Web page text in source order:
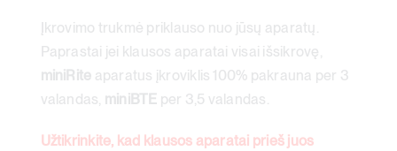
Įkrovimo trukmė priklauso nuo jūsų aparatų.
Paprastai jei klausos aparatai visai išsikrovę,
miniRite aparatus įkroviklis 100% pakrauna per 3
valandas, miniBTE per 3,5 valandas.
Užtikrinkite, kad klausos aparatai prieš juos